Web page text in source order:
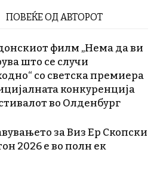
ПОВЕЌЕ ОД АВТОРОТ
филм „Нема да ви
што се случи
со светска премиера
конкуренција
во Олденбург
за Виз Ер Скопски
2026 е во полн ек